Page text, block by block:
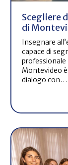
Scegliere
di
Insegnare
capace di
professionale
Montevideo
dialogo con…